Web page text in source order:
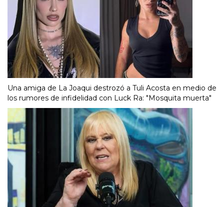
Una amiga de La Joaqui destrozó a Tuli Acosta en medio de
los rumores de infidelidad con Luck Ra: "Mosquita muerta"